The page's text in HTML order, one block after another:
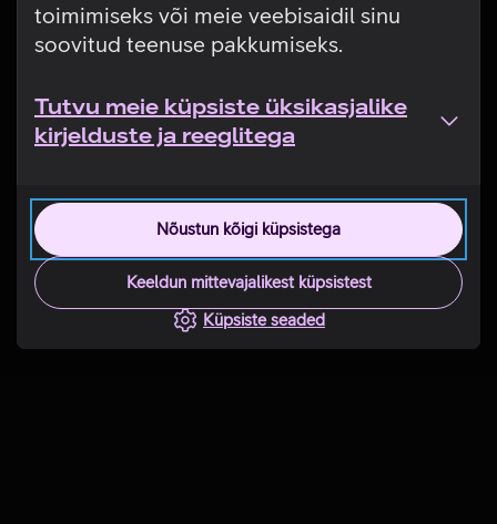
toimimiseks või meie veebisaidil sinu
soovitud teenuse pakkumiseks.
Tutvu meie küpsiste üksikasjalike
kirjelduste ja reeglitega
Nõustun kõigi küpsistega
Keeldun mittevajalikest küpsistest
Küpsiste seaded